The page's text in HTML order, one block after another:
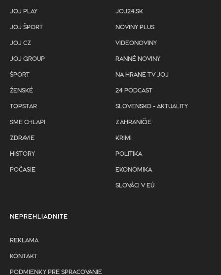
JOJ PLAY
JOJ ŠPORT
JOJ CZ
JOJ GROUP
ŠPORT
ŽENSKÉ
TOPSTAR
SME CHLAPI
ZDRAVIE
HISTORY
POČASIE
JOJ24.SK
NOVINY PLUS
VIDEONOVINY
RANNÉ NOVINY
NA HRANE TV JOJ
24 PODCAST
SLOVENSKO - AKTUALITY
ZAHRANIČIE
KRIMI
POLITIKA
EKONOMIKA
SLOVÁCI V EÚ
NEPREHLIADNITE
REKLAMA
KONTAKT
PODMIENKY PRE SPRACOVANIE